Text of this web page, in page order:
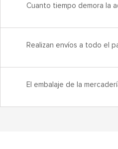
Cuanto tiempo demora la
Realizan envíos a todo el
El embalaje de la